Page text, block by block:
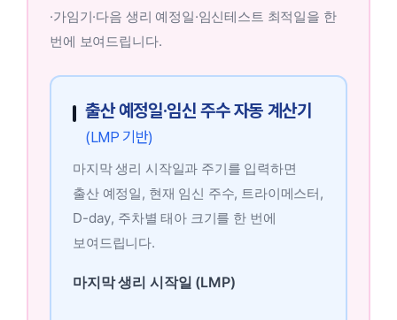
·가임기·다음 생리 예정일·임신테스트 최적일을 한
번에 보여드립니다.
출산 예정일·임신 주수 자동 계산기
(LMP 기반)
마지막 생리 시작일과 주기를 입력하면
출산 예정일, 현재 임신 주수, 트라이메스터,
D-day, 주차별 태아 크기를 한 번에
보여드립니다.
마지막 생리 시작일 (LMP)